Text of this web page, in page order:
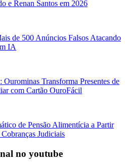
e Renan Santos em 2026
de 500 Anúncios Falsos Atacando
IA
Transforma Presentes de
com Cartão OuroFácil
de Pensão Alimentícia a Partir
Judiciais
no youtube